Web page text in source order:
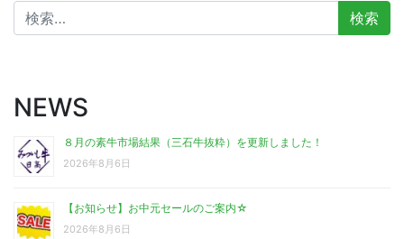
検
索:
NEWS
８月の素牛市場結果（三石牛抜粋）を更新しました！
2026年8月6日
【お知らせ】お中元セールのご案内☆
2026年8月6日